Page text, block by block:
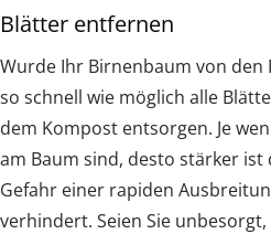
Blätter entfernen
Wurde Ihr Birnenbaum von den
so schnell wie möglich alle
dem Kompost entsorgen. Je
am Baum sind, desto stärker ist
Gefahr einer rapiden
verhindert. Seien Sie